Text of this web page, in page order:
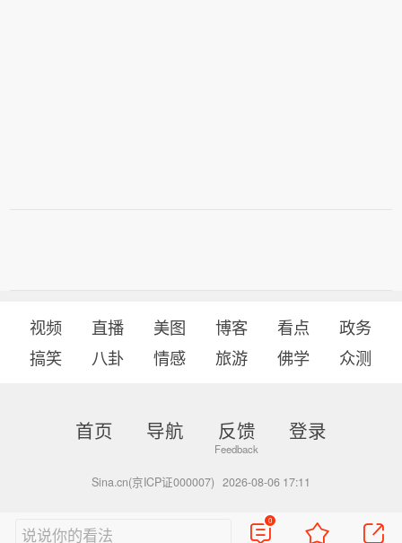
视频 直播 美图 博客 看点
政务
搞笑
八卦 情感 旅游 佛学 众测
首页 导航 反馈 登录
Sina.cn(京ICP证000007) 2026-08-06 17:11
说说你的看法
0